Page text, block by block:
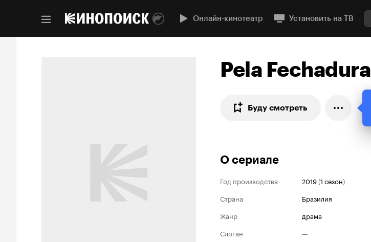
Онлайн-кинотеатр Установить на ТВ
Pela Fechadura
Буду смотреть
О сериале
Год производства 2019(1 сезон)
Страна
Бразилия
Жанр
драма
Слоган
—